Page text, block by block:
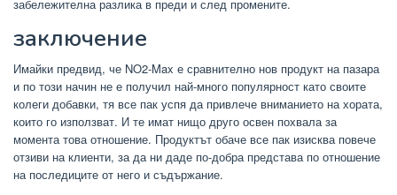
забележителна разлика в преди и след промените.
заключение
Имайки предвид, че NO2-Max е сравнително нов продукт на пазара
и по този начин не е получил най-много популярност като своите
колеги добавки, тя все пак успя да привлече вниманието на хората,
които го използват. И те имат нищо друго освен похвала за
момента това отношение. Продуктът обаче все пак изисква повече
отзиви на клиенти, за да ни даде по-добра представа по отношение
на последиците от него и съдържание.